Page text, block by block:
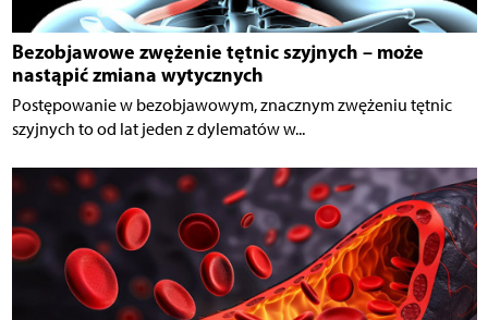
Bezobjawowe zwężenie tętnic szyjnych – może
nastąpić zmiana wytycznych
Postępowanie w bezobjawowym, znacznym zwężeniu tętnic
szyjnych to od lat jeden z dylematów w...